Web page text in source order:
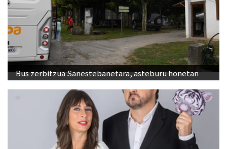
Bus zerbitzua Sanestebanetara, asteburu honetan